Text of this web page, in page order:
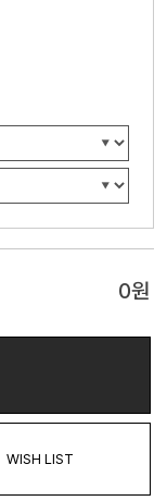
0원
WISH LIST